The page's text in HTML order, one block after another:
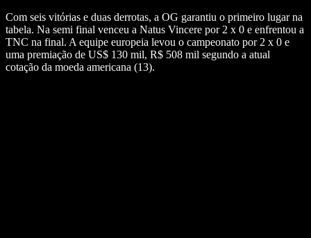
Com seis vitórias e duas derrotas, a OG garantiu o primeiro lugar na
tabela. Na semi final venceu a Natus Vincere por 2 x 0 e enfrentou a
TNC na final. A equipe europeia levou o campeonato por 2 x 0 e
uma premiação de US$ 130 mil, R$ 508 mil segundo a atual
cotação da moeda americana (13).